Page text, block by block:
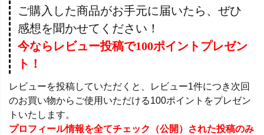
ご購入した商品がお手元に届いたら、ぜひ
感想を聞かせてください！
今ならレビュー投稿で100ポイントプレゼン
ト！
レビューを投稿していただくと、レビュー1件につき次回
のお買い物からご使用いただける100ポイントをプレゼン
トいたします。
プロフィール情報を全てチェック（公開）された投稿のみ